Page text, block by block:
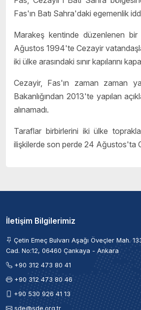
Fas'ın Batı Sahra'daki egemenlik
Marakeş kentinde düzenlenen bir
Ağustos 1994'te Cezayir
iki ülke arasındaki sınır kapılarını
Cezayir, Fas'ın zaman zaman
Bakanlığından 2013'te yapılan
alınamadı.
Taraflar birbirlerini iki ülke
ilişkilerde son perde 24 Ağustos'ta
İletişim Bilgilerimiz
Çetin Emeç Bulvarı Aşağı Öveçler Mah.
Cad. No:12, 06460 Çankaya - Ankara
+90 312 473 80 41
+90 312 473 80 46
+90 530 926 41 13
sde@sde.org.tr